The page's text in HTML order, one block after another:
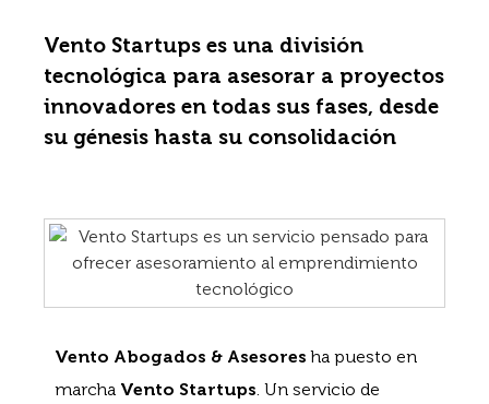
Vento Startups es una división
tecnológica para asesorar a proyectos
innovadores en todas sus fases, desde
su génesis hasta su consolidación
Vento Abogados & Asesores ha puesto en
marcha Vento Startups. Un servicio de